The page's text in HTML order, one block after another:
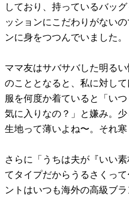
しており、持っているバッ
ッションにこだわりがない
ンに身をつつんでいました。
ママ友はサバサバした明る
のこととなると、私に対し
服を何度か着ていると「い
気に入りなの？」と嫌み。
生地って薄いよね〜。それ寒
さらに「うちは夫が『いい
てタイプだからうるさくっ
ントはいつも海外の高級ブ